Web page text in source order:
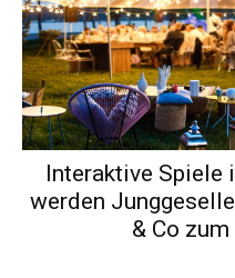
Interaktive Spiele
werden
& Co